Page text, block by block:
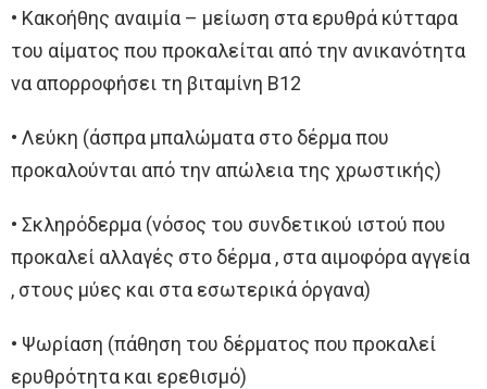
• Κακοήθης αναιμία – μείωση στα ερυθρά κύτταρα
του αίματος που προκαλείται από την ανικανότητα
να απορροφήσει τη βιταμίνη Β12
• Λεύκη (άσπρα μπαλώματα στο δέρμα που
προκαλούνται από την απώλεια της χρωστικής)
• Σκληρόδερμα (νόσος του συνδετικού ιστού που
προκαλεί αλλαγές στο δέρμα , στα αιμοφόρα αγγεία
, στους μύες και στα εσωτερικά όργανα)
• Ψωρίαση (πάθηση του δέρματος που προκαλεί
ερυθρότητα και ερεθισμό)